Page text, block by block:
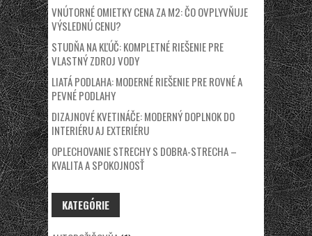
VNÚTORNÉ OMIETKY CENA ZA M2: ČO OVPLYVŇUJE
VÝSLEDNÚ CENU?
STUDŇA NA KĽÚČ: KOMPLETNÉ RIEŠENIE PRE
VLASTNÝ ZDROJ VODY
LIATÁ PODLAHA: MODERNÉ RIEŠENIE PRE ROVNÉ A
PEVNÉ PODLAHY
DIZAJNOVÉ KVETINÁČE: MODERNÝ DOPLNOK DO
INTERIÉRU AJ EXTERIÉRU
OPLECHOVANIE STRECHY S DOBRA-STRECHA –
KVALITA A SPOKOJNOSŤ
KATEGÓRIE